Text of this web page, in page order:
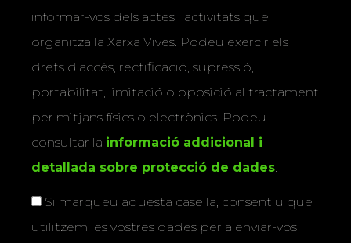
informar-vos dels actes i activitats que
organitza la Xarxa Vives. Podeu exercir els
drets d’accés, rectificació, supressió,
portabilitat, limitació o oposició al tractament
per mitjans físics o electrònics. Podeu
consultar la informació addicional i
detallada sobre protecció de dades.
Si marqueu aquesta casella, consentiu que
utilitzem les vostres dades per a enviar-vos